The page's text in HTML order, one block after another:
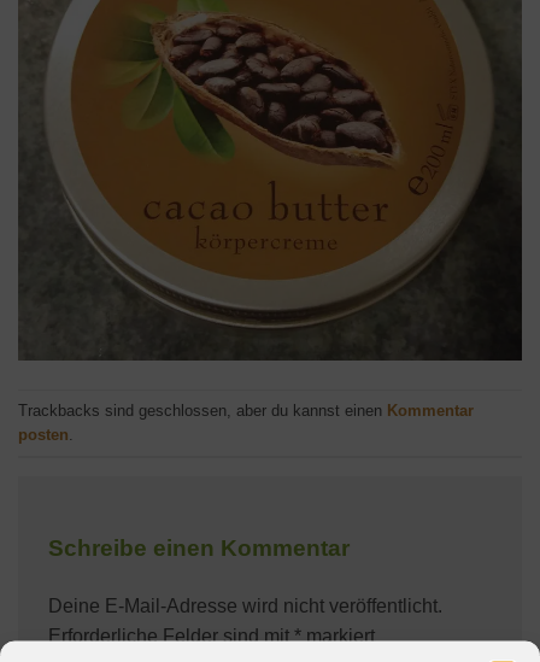
Trackbacks sind geschlossen, aber du kannst einen Kommentar
posten
Schreibe einen Kommentar
Deine E-Mail-Adresse wird nicht veröffentlicht.
Erforderliche Felder sind mit*markiert